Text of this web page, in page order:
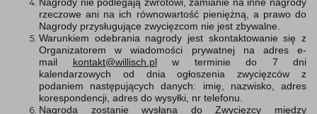
rzeczowe ani na ich równowartość pieniężną, a prawo do
Nagrody przysługujące zwycięzcom nie jest zbywalne.
Warunkiem odebrania nagrody jest skontaktowanie się z
Organizatorem w wiadomości prywatnej na adres e-
mail kontakt@willisch.plw terminie do 7 dni
kalendarzowych od dnia ogłoszenia zwycięzców z
podaniem następujących danych: imię, nazwisko, adres
korespondencji, adres do wysyłki, nr telefonu.
Nagroda zostanie wysłana do Zwycięzcy między